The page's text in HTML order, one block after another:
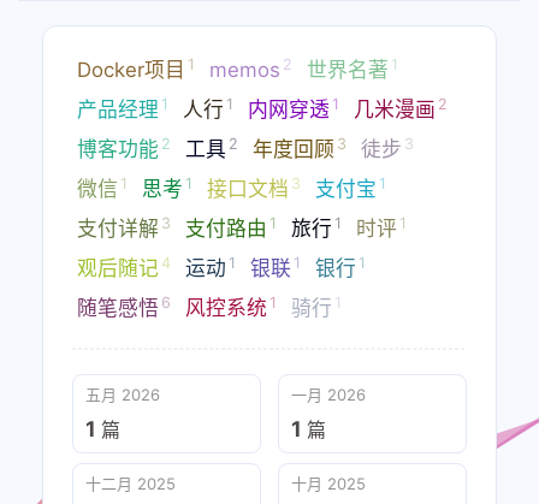
Docker项目 1 memos 2 世界名著 1
产品经理 1 人行 1 内网穿透 1 几米漫画 2
博客功能 2 工具 2 年度回顾 3 徒步 3
微信 1 思考 1 接口文档 3 支付宝 1
支付详解 3 支付路由 1 旅行 1 时评 1
观后随记 4 运动 1 银联 1 银行 1
随笔感悟 6 风控系统 1 骑行 1
五月 2026
1 篇
一月 2026
1 篇
十二月 2025 十月 2025